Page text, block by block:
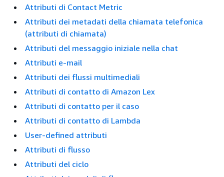
Attributi di Contact Metric
Attributi dei metadati della chiamata telefonica
(attributi di chiamata)
Attributi del messaggio iniziale nella chat
Attributi e-mail
Attributi dei flussi multimediali
Attributi di contatto di Amazon Lex
Attributi di contatto per il caso
Attributi di contatto di Lambda
User-defined attributi
Attributi di flusso
Attributi del ciclo